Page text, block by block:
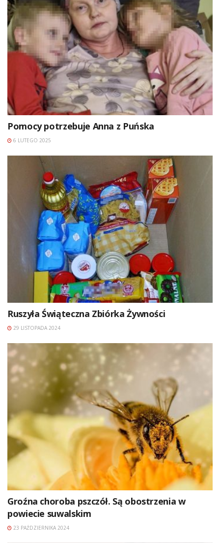
Pomocy potrzebuje Anna z Puńska
6 LUTEGO 2025
Ruszyła Świąteczna Zbiórka Żywności
29 LISTOPADA 2024
Groźna choroba pszczół. Są obostrzenia w
powiecie suwalskim
23 PAŹDZIERNIKA 2024